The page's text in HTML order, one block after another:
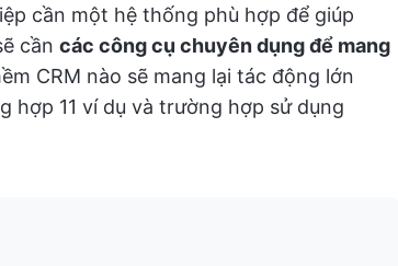
cần một hệ thống phù hợp để giúp
cần các công cụ chuyên dụng để mang
CRM nào sẽ mang lại tác động lớn
hợp 11 ví dụ và trường hợp sử dụng